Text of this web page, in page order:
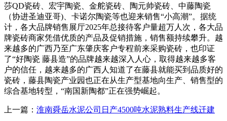
莎QD瓷砖、宏宇陶瓷、金舵瓷砖、陶元帅瓷砖、中藤陶瓷
（协进圣迪亚哥)、卡诺尔陶瓷等也迎来销售“小高潮”。据统
计，各大品牌销售展厅2025年总接待客户量超万人次，各大品
牌瓷砖商家凭借优质的产品及促销措施，销售额持续攀升。越
来越多的广西乃至广东肇庆客户专程前来采购瓷砖，也印证
了“好陶瓷 藤县造”的品牌越来越深入人心，取得越来越多客
户的信任，越来越多的广西人知道了在藤县就能买到品质好的
瓷砖，藤县陶瓷产业园也正在从生产型基地向生产、销售型的
综合基地转型，“南国新陶都”正在强势崛起。
上一篇： 淮南舜岳水泥公司日产4500吨水泥熟料生产线迁建